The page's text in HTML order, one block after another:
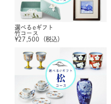
選べるeギフト
竹コース
¥27,500 （税込）